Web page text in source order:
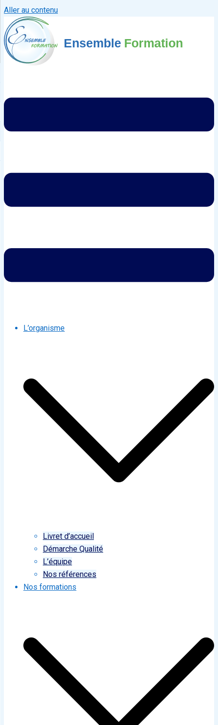
Aller au contenu
L’organisme
Livret d’accueil
Démarche Qualité
L’équipe
Nos références
Nos formations